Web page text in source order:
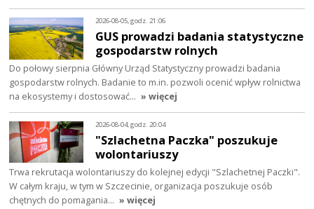
2026-08-05, godz. 21:06
GUS prowadzi badania statystyczne
gospodarstw rolnych
Do połowy sierpnia Główny Urząd Statystyczny prowadzi badania
gospodarstw rolnych. Badanie to m.in. pozwoli ocenić wpływ rolnictwa
na ekosystemy i dostosować… » więcej
2026-08-04, godz. 20:04
"Szlachetna Paczka" poszukuje
wolontariuszy
Trwa rekrutacja wolontariuszy do kolejnej edycji "Szlachetnej Paczki".
W całym kraju, w tym w Szczecinie, organizacja poszukuje osób
chętnych do pomagania… » więcej